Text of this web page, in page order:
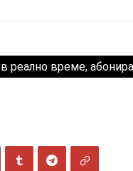
реално време,